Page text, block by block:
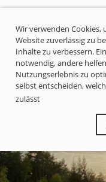
Wir verwenden Cookies,
Website zuverlässig zu
Inhalte zu verbessern.
notwendig, andere
Nutzungserlebnis zu
selbst entscheiden,
zulässt